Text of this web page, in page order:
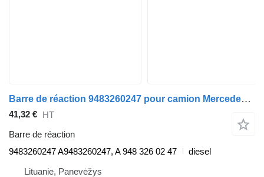
Barre de réaction 9483260247 pour camion Mercedes-Benz ACTROS MP2 / MP3
41,32 € HT
Barre de réaction
9483260247 A9483260247, A 948 326 02 47
diesel
Lituanie, Panevėžys